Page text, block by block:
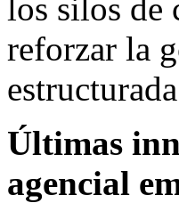
los silos de
reforzar la
Últimas
agencial